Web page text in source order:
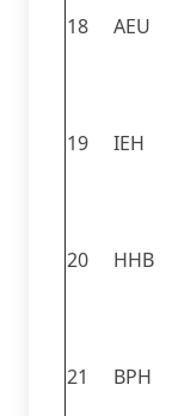
18 AEU
19 IEH
20 HHB
21 BPH